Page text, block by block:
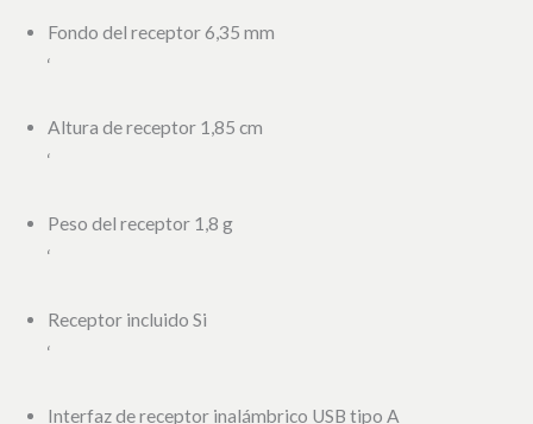
Fondo del receptor 6,35 mm
‘
Altura de receptor 1,85 cm
‘
Peso del receptor 1,8 g
‘
Receptor incluido Si
‘
Interfaz de receptor inalámbrico USB tipo A